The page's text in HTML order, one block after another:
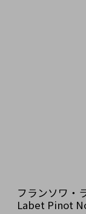
フランソワ・
Labet Pinot